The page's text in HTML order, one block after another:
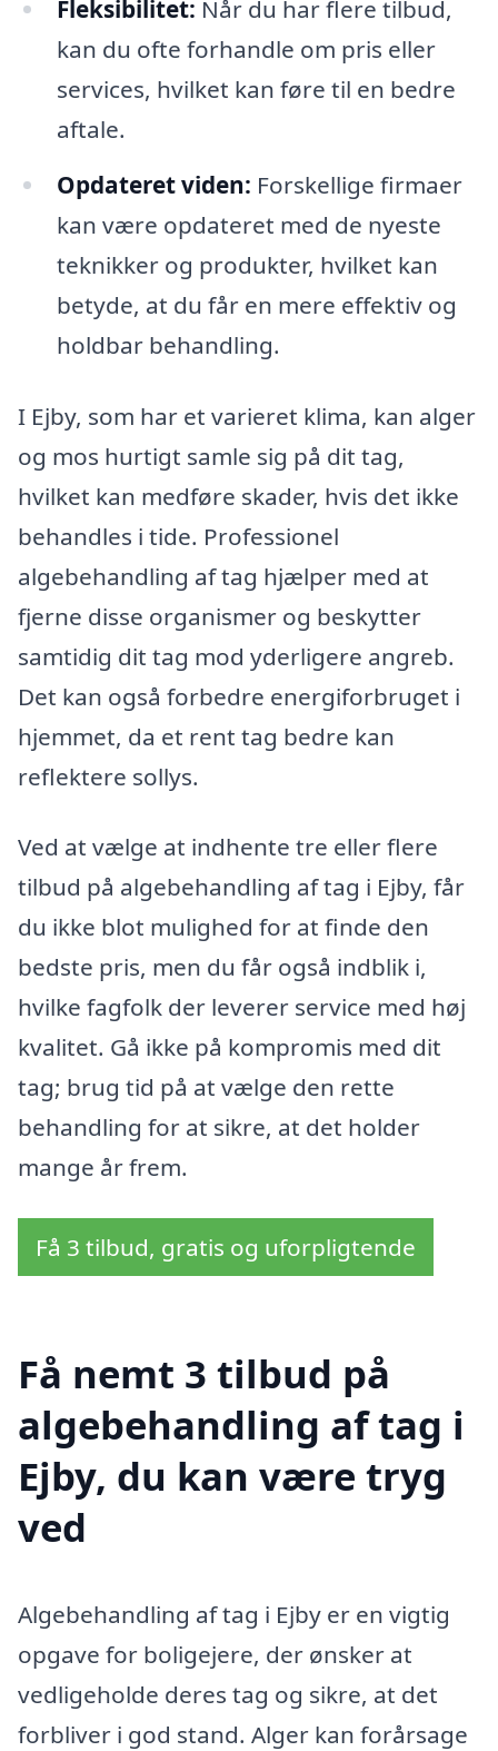
Fleksibilitet: Når du har flere tilbud,
kan du ofte forhandle om pris eller
services, hvilket kan føre til en bedre
aftale.
Opdateret viden: Forskellige firmaer
kan være opdateret med de nyeste
teknikker og produkter, hvilket kan
betyde, at du får en mere effektiv og
holdbar behandling.
I Ejby, som har et varieret klima, kan alger
og mos hurtigt samle sig på dit tag,
hvilket kan medføre skader, hvis det ikke
behandles i tide. Professionel
algebehandling af tag hjælper med at
fjerne disse organismer og beskytter
samtidig dit tag mod yderligere angreb.
Det kan også forbedre energiforbruget i
hjemmet, da et rent tag bedre kan
reflektere sollys.
Ved at vælge at indhente tre eller flere
tilbud på algebehandling af tag i Ejby, får
du ikke blot mulighed for at finde den
bedste pris, men du får også indblik i,
hvilke fagfolk der leverer service med høj
kvalitet. Gå ikke på kompromis med dit
tag; brug tid på at vælge den rette
behandling for at sikre, at det holder
mange år frem.
Få 3 tilbud, gratis og uforpligtende
Få nemt 3 tilbud på
algebehandling af tag i
Ejby, du kan være tryg
ved
Algebehandling af tag i Ejby er en vigtig
opgave for boligejere, der ønsker at
vedligeholde deres tag og sikre, at det
forbliver i god stand. Alger kan forårsage